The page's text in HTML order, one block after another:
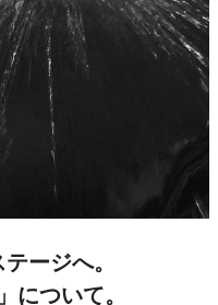
ージへ。
について。